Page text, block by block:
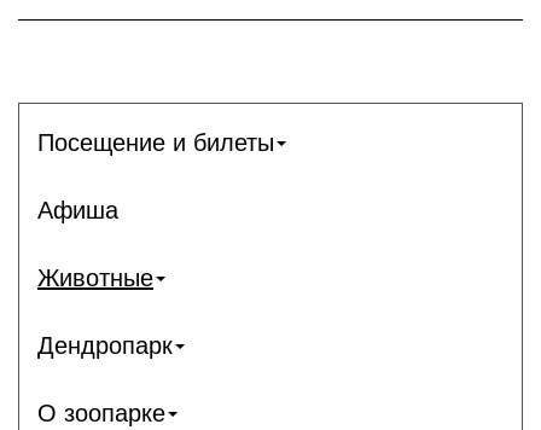
Посещение и билеты
Афиша
Животные
Дендропарк
О зоопарке